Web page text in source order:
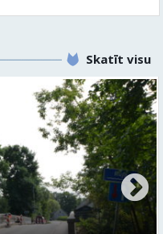
Skatīt visu